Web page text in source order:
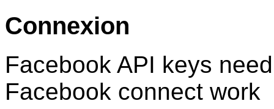
Connexion
Facebook API keys
Facebook connect work